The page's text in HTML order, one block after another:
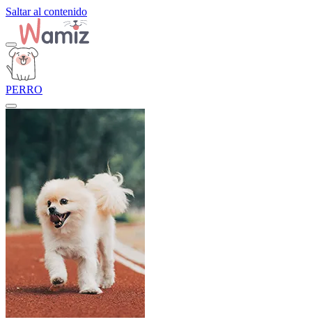
Saltar al contenido
PERRO